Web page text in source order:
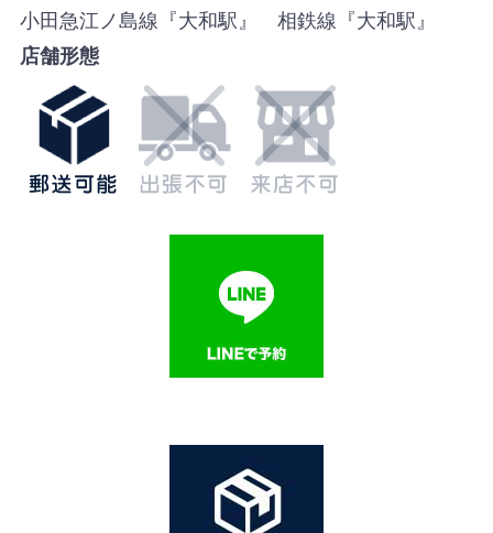
小田急江ノ島線『大和駅』 相鉄線『大和駅』
店舗形態